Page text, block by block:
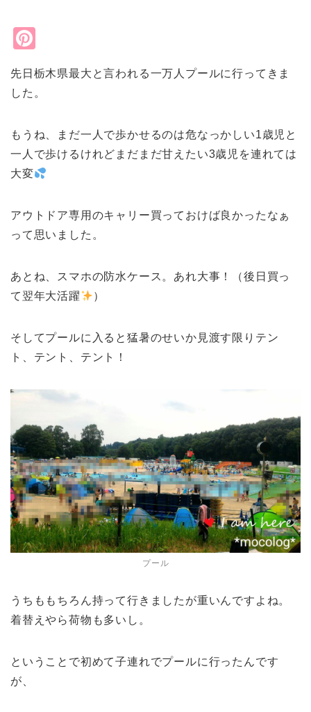
er
e
st
先日栃木県最大と言われる一万人プールに行ってきま
した。
もうね、まだ一人で歩かせるのは危なっかしい1歳児と
一人で歩けるけれどまだまだ甘えたい3歳児を連れては
大変
アウトドア専用のキャリー買っておけば良かったなぁ
って思いました。
あとね、スマホの防水ケース。あれ大事！（後日買っ
て翌年大活躍
）
そしてプールに入ると猛暑のせいか見渡す限りテン
ト、テント、テント！
プール
うちももちろん持って行きましたが重いんですよね。
着替えやら荷物も多いし。
ということで初めて子連れでプールに行ったんです
が、